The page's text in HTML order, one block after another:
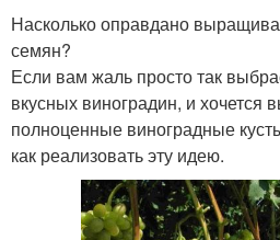
Насколько оправдано
семян?
Если вам жаль просто так
вкусных виноградин, и хочется
полноценные виноградные
как реализовать эту идею.